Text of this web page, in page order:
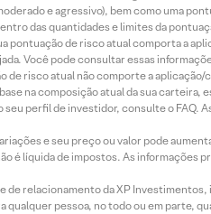
e agressivo), bem como uma
das quantidades e limites da
de risco atual comporta a
Você pode consultar essas
de risco atual não comporte a
na composição atual da sua
perfil de investidor, consulte o
e seu preço ou valor pode
é líquida de impostos. As informações
relacionamento da XP
qualquer pessoa, no todo ou em parte,